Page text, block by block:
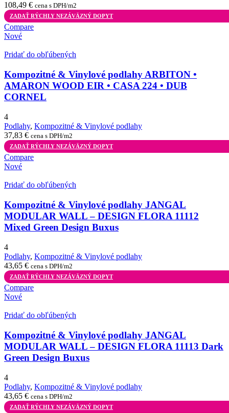
108,49 € cena s DPH/m2
ZADAŤ RÝCHLY NEZÁVÄZNÝ DOPYT
Compare
Nové
Pridať do obľúbených
Kompozitné & Vinylové podlahy ARBITON •
AMARON WOOD EIR • CASA 224 • DUB
CORNEL
4
Podlahy, Kompozitné & Vinylové podlahy
37,83 € cena s DPH/m2
ZADAŤ RÝCHLY NEZÁVÄZNÝ DOPYT
Compare
Nové
Pridať do obľúbených
Kompozitné & Vinylové podlahy JANGAL
MODULAR WALL – DESIGN FLORA 11112
Mixed Green Design Buxus
4
Podlahy, Kompozitné & Vinylové podlahy
43,65 € cena s DPH/m2
ZADAŤ RÝCHLY NEZÁVÄZNÝ DOPYT
Compare
Nové
Pridať do obľúbených
Kompozitné & Vinylové podlahy JANGAL
MODULAR WALL – DESIGN FLORA 11113 Dark
Green Design Buxus
4
Podlahy, Kompozitné & Vinylové podlahy
43,65 € cena s DPH/m2
ZADAŤ RÝCHLY NEZÁVÄZNÝ DOPYT